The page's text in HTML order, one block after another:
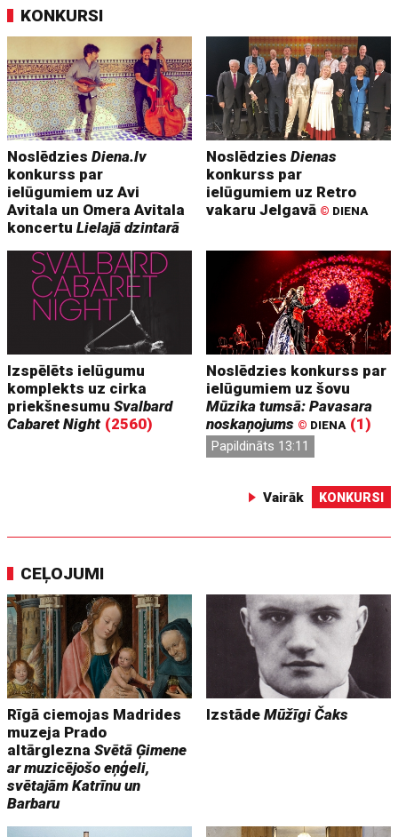
KONKURSI
NoslēdziesDiena.lv
konkurss par
ielūgumiem uz Avi
Avitala un Omera Avitala
koncertuLielajā dzintarā
NoslēdziesDienas
konkurss par
ielūgumiem uz Retro
vakaru Jelgavā © DIENA
Izspēlēts ielūgumu
komplekts uz cirka
priekšnesumuSvalbard
Cabaret Night (2560)
Noslēdzies konkurss par
ielūgumiem uz šovu
Mūzika tumsā: Pavasara
noskaņojums © DIENA (1)
Papildināts 13:11
Vairāk KONKURSI
CEĻOJUMI
Rīgā ciemojas Madrides
muzeja Prado
altārgleznaSvētā Ģimene
ar muzicējošo eņģeli,
svētajām Katrīnu un
Barbaru
IzstādeMūžīgi Čaks